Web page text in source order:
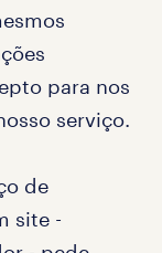
para nos
serviço.
de
site -